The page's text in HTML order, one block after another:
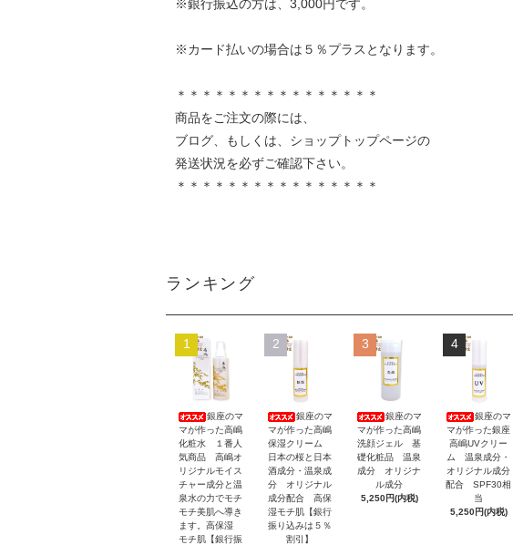
※銀行振込の方は、3,000円です。
※カード払いの場合は５％プラスとなります。
＊＊＊＊＊＊＊＊＊＊＊＊＊＊＊＊
商品をご注文の際には、
ブログ、もしくは、ショップトップページの
発送状況を必ずご確認下さい。
＊＊＊＊＊＊＊＊＊＊＊＊＊＊＊＊
ランキング
1
銀座のマ
マが作った高嶋
化粧水 １番人
気商品 高嶋オ
リジナルモイス
チャー成分と温
泉水の力でモチ
モチ美肌へ導き
ます。高保湿
モチ肌【銀行振
2
銀座のマ
マが作った高嶋
保湿クリーム
日本の桜と日本
酒成分・温泉成
分 オリジナル
成分配合 高保
湿モチ肌【銀行
振り込みは５％
割引】
3
銀座のマ
マが作った高嶋
洗顔ジェル 基
礎化粧品 温泉
成分 オリジナ
ル成分
5,250円(内税)
4
銀座のマ
マが作った銀座
高嶋UVクリー
ム 温泉成分・
オリジナル成分
配合 SPF30相
当
5,250円(内税)